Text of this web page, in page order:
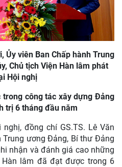
Ủy viên Ban Chấp hành Trung
Chủ tịch Viện Hàn lâm phát
Hội nghị
trong công tác xây dựng Đảng
trị 6 tháng đầu năm
đồng chí GS.TS. Lê Văn
Trung ương Đảng, Bí thư Đảng
nhận và đánh giá cao những
lâm đã đạt được trong 6